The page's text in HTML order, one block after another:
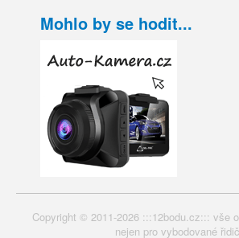
Mohlo by se hodit...
Copyright © 2011-2026 :::12bodu.cz::: vše
nejen pro vybodované